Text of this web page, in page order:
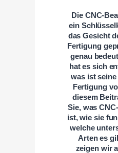
Die CNC-
ein
das Gesicht
Fertigung
genau
hat es sich
was ist
Fertigung
diesem
Sie, was
ist, wie sie
welche
Arten es
zeigen wir